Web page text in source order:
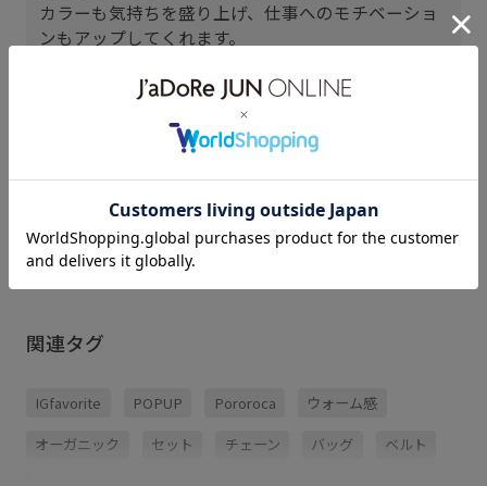
カラーも気持ちを盛り上げ、仕事へのモチベーショ
ンもアップしてくれます。
MAAYA (158cm)
パーソナルカラー： イエベ春
肌質： ノーマル
関連タグ
IGfavorite POPUP Pororoca ウォーム感
オーガニック セット チェーン バッグ ベルト